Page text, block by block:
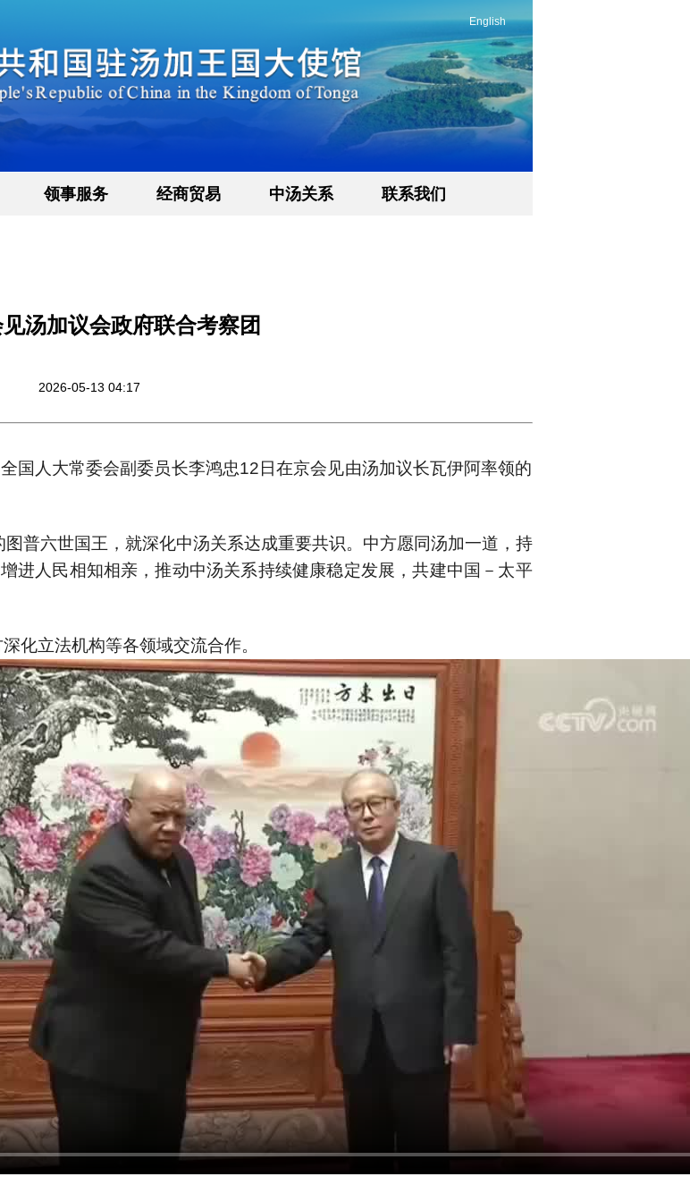
English
领事服务 经商贸易 中汤关系 联系我们
汤加议会政府联合考察团
2026-05-13 04:17
人大常委会副委员长李鸿忠12日在京会见由汤加议长瓦伊阿率领的
普六世国王，就深化中汤关系达成重要共识。中方愿同汤加一道，持
进人民相知相亲，推动中汤关系持续健康稳定发展，共建中国－太平
化立法机构等各领域交流合作。